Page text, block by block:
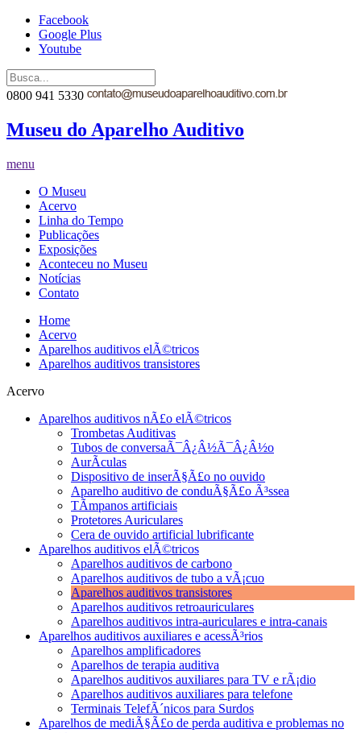
Facebook
Google Plus
Youtube
0800 941 5330
Museu do Aparelho Auditivo
menu
O Museu
Acervo
Linha do Tempo
Publicações
Exposições
Aconteceu no Museu
Notícias
Contato
Home
Acervo
Aparelhos auditivos elÃ©tricos
Aparelhos auditivos transistores
Acervo
Aparelhos auditivos nÃ£o elÃ©tricos
Trombetas Auditivas
Tubos de conversaÃ¯Â¿Â½Ã¯Â¿Â½o
AurÃ­culas
Dispositivo de inserÃ§Ã£o no ouvido
Aparelho auditivo de conduÃ§Ã£o Ã³ssea
TÃ­mpanos artificiais
Protetores Auriculares
Cera de ouvido artificial lubrificante
Aparelhos auditivos elÃ©tricos
Aparelhos auditivos de carbono
Aparelhos auditivos de tubo a vÃ¡cuo
Aparelhos auditivos transistores
Aparelhos auditivos retroauriculares
Aparelhos auditivos intra-auriculares e intra-canais
Aparelhos auditivos auxiliares e acessÃ³rios
Aparelhos amplificadores
Aparelhos de terapia auditiva
Aparelhos auditivos auxiliares para TV e rÃ¡dio
Aparelhos auditivos auxiliares para telefone
Terminais TelefÃ´nicos para Surdos
Aparelhos de mediÃ§Ã£o de perda auditiva e problemas no